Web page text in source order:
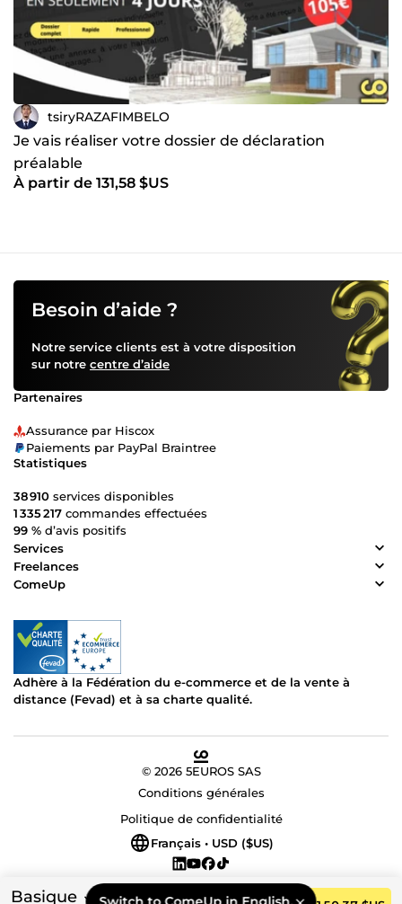
Basique
tsiryRAZAFIMBELO
Je vais réaliser votre dossier de déclaration
préalable
À partir de 131,58 $US
Besoin d’aide ?
Notre service clients est à votre disposition
sur notre centre d’aide
Partenaires
Assurance par Hiscox
Paiements par PayPal Braintree
Statistiques
38 910 services disponibles
1 335 217 commandes effectuées
99 % d’avis positifs
Services
Freelances
ComeUp
Adhère à la Fédération du e-commerce et de la vente à
distance (Fevad) et à sa charte qualité.
© 2026 5EUROS SAS
Conditions générales
Politique de confidentialité
Français • USD ($US)